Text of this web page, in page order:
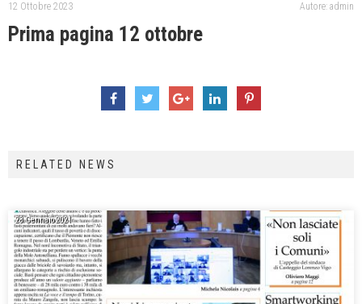
12 Ottobre 2023 Autore: admin
Prima pagina 12 ottobre
RELATED NEWS
28 Gennaio 2021